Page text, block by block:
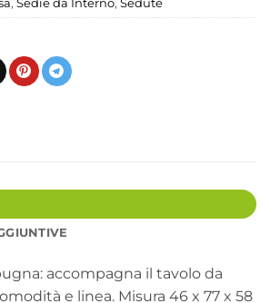
, Sedie da Interno, Sedute
accompagna il tavolo da
e linea. Misura 46 x 77 x 58